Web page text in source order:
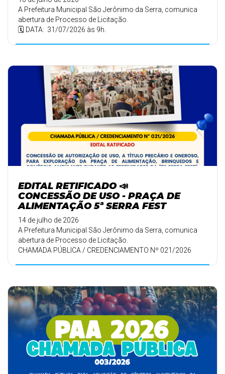
A Prefeitura Municipal São Jerônimo da Serra, comunica
abertura de Processo de Licitação.
🗓️ DATA: 31/07/2026 às 9h.
EDITAL RETIFICADO 📣
CONCESSÃO DE USO - PRAÇA DE
ALIMENTAÇÃO 5ª SERRA FEST
14 de julho de 2026
A Prefeitura Municipal São Jerônimo da Serra, comunica
abertura de Processo de Licitação.
CHAMADA PÚBLICA / CREDENCIAMENTO Nº 021/2026